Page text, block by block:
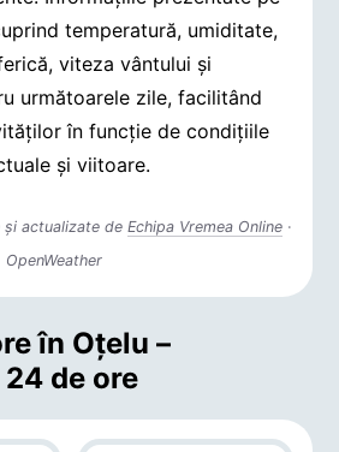
temperatură, umiditate,
viteza vântului și
următoarele zile, facilitând
în funcție de condițiile
și viitoare.
și actualizate deEchipa Vremea Online ·
în Oţelu –
de ore